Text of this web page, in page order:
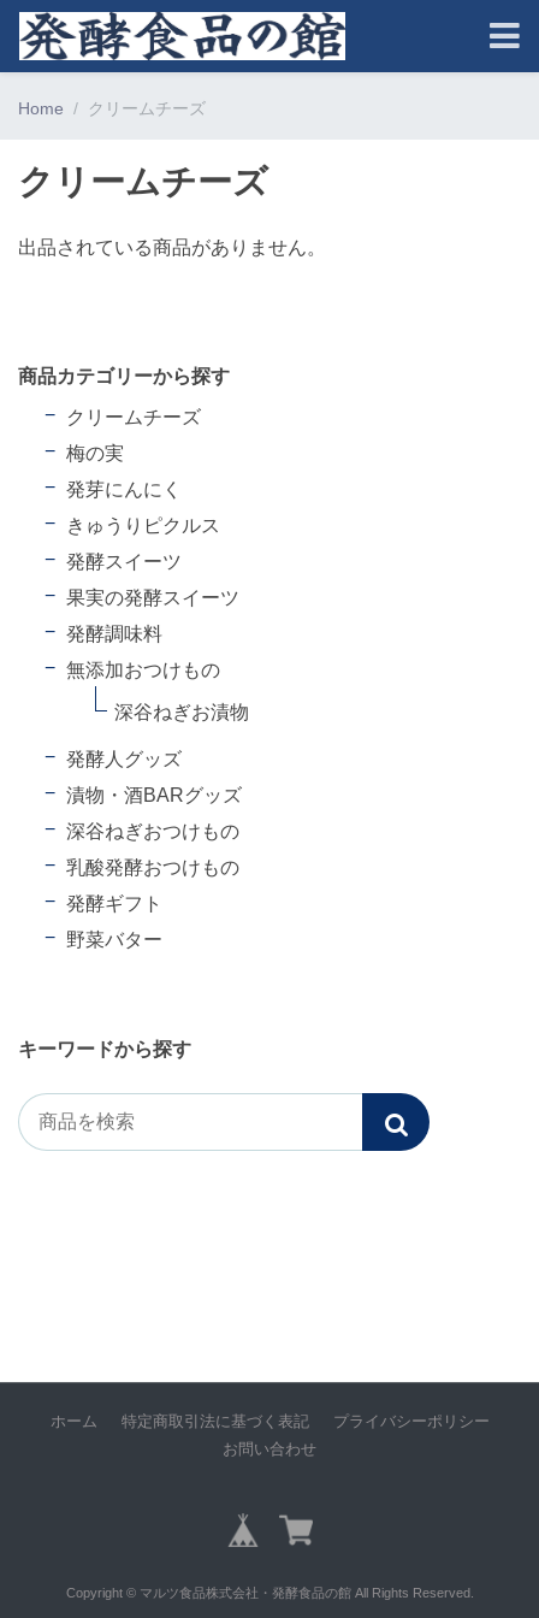
Home クリームチーズ
クリームチーズ
出品されている商品がありません。
商品カテゴリーから探す
クリームチーズ
梅の実
発芽にんにく
きゅうりピクルス
発酵スイーツ
果実の発酵スイーツ
発酵調味料
無添加おつけもの
深谷ねぎお漬物
発酵人グッズ
漬物・酒BARグッズ
深谷ねぎおつけもの
乳酸発酵おつけもの
発酵ギフト
野菜バター
キーワードから探す
ホーム 特定商取引法に基づく表記
プライバシーポリシー
お問い合わせ
Copyright © マルツ食品株式会社・発酵食品の館 All Rights Reserved.